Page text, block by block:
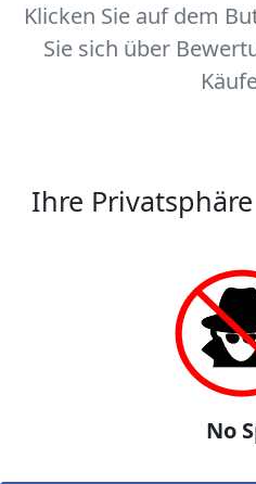
Klicken Sie auf dem
Sie sich über
Ihre
No